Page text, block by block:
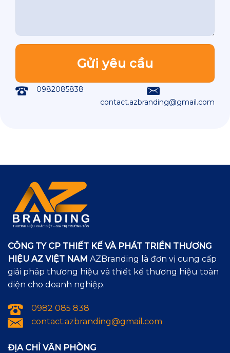
0982085838
contact.azbranding@gmail.com
CÔNG TY CP THIẾT KẾ VÀ PHÁT TRIỂN THƯƠNG
HIỆU AZ VIỆT NAM AZBranding là đơn vị cung cấp
giải pháp thương hiệu và thiết kế thương hiệu toàn
diện cho doanh nghiệp.
0982 085 838
contact.azbranding@gmail.com
ĐỊA CHỈ VĂN PHÒNG